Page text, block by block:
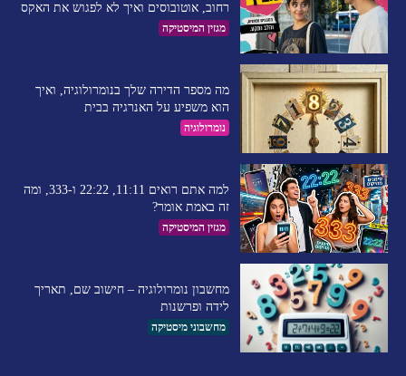
רחוב, אוטובוסים ואיך לא לפגוש את האקס
מגזין המיסטיקה
מה מספר הדירה שלך בנומרולוגיה, ואיך
הוא משפיע על האנרגיה בבית
נומרולוגיה
למה אתם רואים 11:11, 22:22 ו-333, ומה
זה באמת אומר?
מגזין המיסטיקה
מחשבון נומרולוגיה – חישוב שם, תאריך
לידה ופרשנות
מחשבוני מיסטיקה